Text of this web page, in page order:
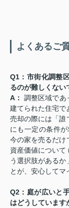
よくあるご
Q1：市街化調整
るのが難しくない
A： 調整区域であ
建てられた住宅で
売却の際には「誰
にも一定の条件
今の家を売るだけ
資産価値につい
う選択肢がある
とが、安心してマ
Q2：庭が広いと
はどうしています